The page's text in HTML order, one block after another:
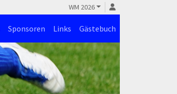
WM 2026
Sponsoren Links Gästebuch